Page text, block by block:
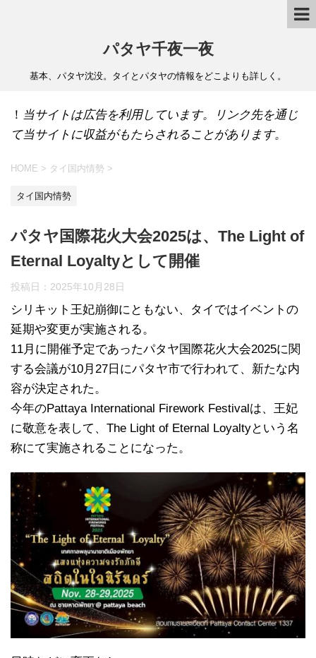
パタヤ千夜一夜
基本、パタヤ沈没。タイとパタヤの情報をどこよりも詳しく。
！ 当サイトは広告を利用しています。リンク先を通じ
て当サイトに収益がもたらされることがあります。
HOME > タイ国内情勢 >
タイ国内情勢
パタヤ国際花火大会2025は、The Light of
Eternal Loyaltyとして開催
投稿日： 2025年10月28日
シリキット王妃崩御にともない、タイではイベントの
延期や変更が実施される。
11月に開催予定であったパタヤ国際花火大会2025に関
する会議が10月27日にパタヤ市で行われて、新たな内
容が決定された。
今年のPattaya International Firework Festivalは、王妃
に敬意を表して、The Light of Eternal Loyaltyという名
称にて実施されることになった。